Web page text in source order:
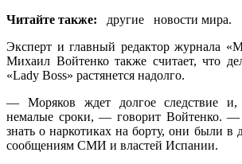
Читайте также: другие новости мира.
Эксперт и главный редактор журнала
Михаил Войтенко также считает, что
«Lady Boss» растянется надолго.
— Моряков ждет долгое следствие и,
немалые сроки, — говорит Войтенко.
знать о наркотиках на борту, они были в
сообщениям СМИ и властей Испании.